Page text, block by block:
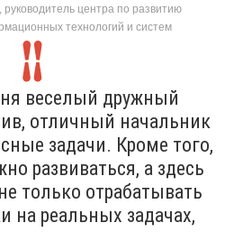
руководитель центра по развитию
технологий и систем
веселый дружный
отличный начальник
задачи. Кроме того,
развиваться, а здесь
только отрабатывать
на реальных задачах,